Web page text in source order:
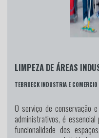
LIMPEZA DE ÁREAS
TEBROECK INDUSTRIA E
O serviço de conservação
administrativos, é
funcionalidade dos